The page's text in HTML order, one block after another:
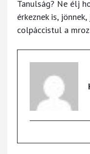
Tanulság? Ne élj
érkeznek is,
colpáccistul a